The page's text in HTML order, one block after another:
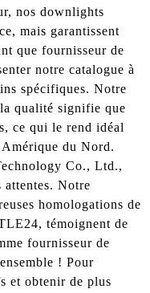
nos downlights
mais garantissent
que fournisseur de
notre catalogue à
spécifiques. Notre
qualité signifie que
ce qui le rend idéal
du Nord.
Co., Ltd.,
attentes. Notre
homologations de
témoignent de
fournisseur de
! Pour
et obtenir de plus